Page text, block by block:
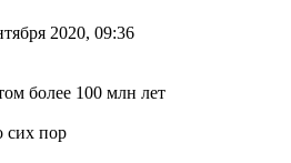
2020, 09:36
сих пор